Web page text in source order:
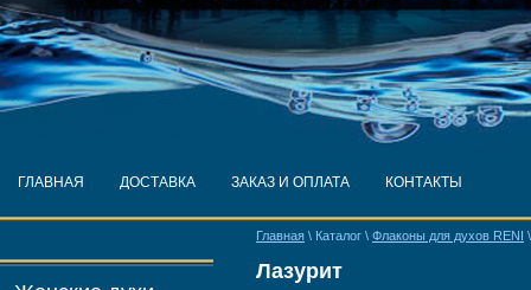
ГЛАВНАЯ ДОСТАВКА ЗАКАЗ И ОПЛАТА КОНТАКТЫ
Главная \ Каталог \ Флаконы для духов RENI
Лазурит